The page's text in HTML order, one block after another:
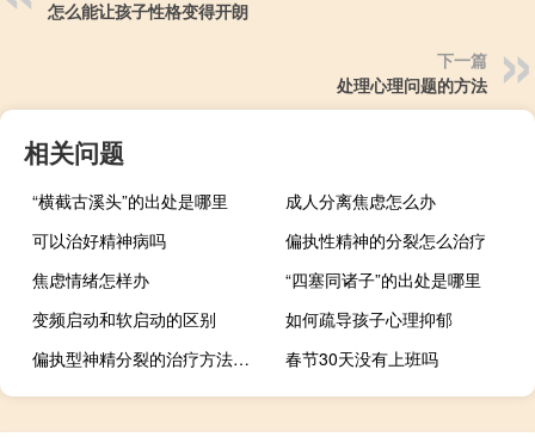
怎么能让孩子性格变得开朗
下一篇
处理心理问题的方法
相关问题
“横截古溪头”的出处是哪里
成人分离焦虑怎么办
可以治好精神病吗
偏执性精神的分裂怎么治疗
焦虑情绪怎样办
“四塞同诸子”的出处是哪里
变频启动和软启动的区别
如何疏导孩子心理抑郁
偏执型神精分裂的治疗方法有哪些
春节30天没有上班吗